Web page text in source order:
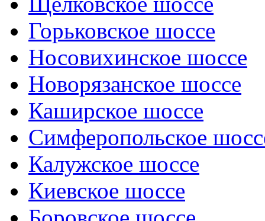
Горьковское шоссе
Носовихинское шоссе
Новорязанское шоссе
Каширское шоссе
Симферопольское
Калужское шоссе
Киевское шоссе